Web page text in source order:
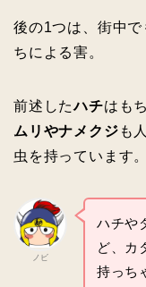
後の1つは、街中
ちによる害。
前述したハチはも
ムリやナメクジ も
虫を持っています。
ノビ
ハチや
ど、カ
持っち